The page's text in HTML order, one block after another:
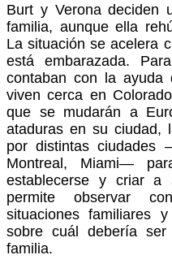
Burt y Verona deciden
familia, aunque ella
La situación se acelera
está embarazada.
contaban con la
viven cerca en
que se mudarán a
ataduras en su ciudad,
por distintas ciudades
Montreal, Miami—
establecerse y criar a
permite observar
situaciones familiares
sobre cuál debería
familia.